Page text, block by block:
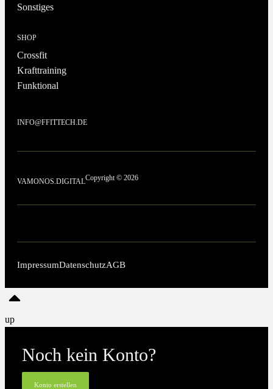
Sonstiges
SHOP
Crossfit
Krafttraining
Funktional
INFO@FFITTECH.DE
VAMONOS.DIGITALCopyright © 2026
ImpressumDatenschutzAGB
up
Noch kein Konto?
Konto erstellen